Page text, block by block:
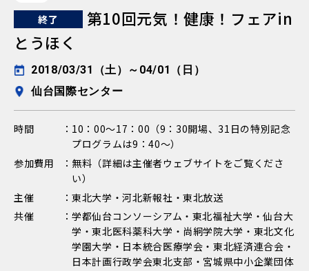
終了
第10回元気！健康！フェアin
とうほく
2018/03/31（土）～04/01（日）
仙台国際センター
時間
10：00〜17：00（9：30開場、31日の特別記念
プログラムは9：40〜）
参加費用
無料（詳細は主催者ウェブサイトをご覧くださ
い）
主催
東北大学・河北新報社・東北放送
共催
学都仙台コンソーシアム・東北福祉大学・仙台大
学・東北医科薬科大学・尚絅学院大学・東北文化
学園大学・日本統合医療学会・東北経済連合会・
日本計画行政学会東北支部・宮城県中小企業団体